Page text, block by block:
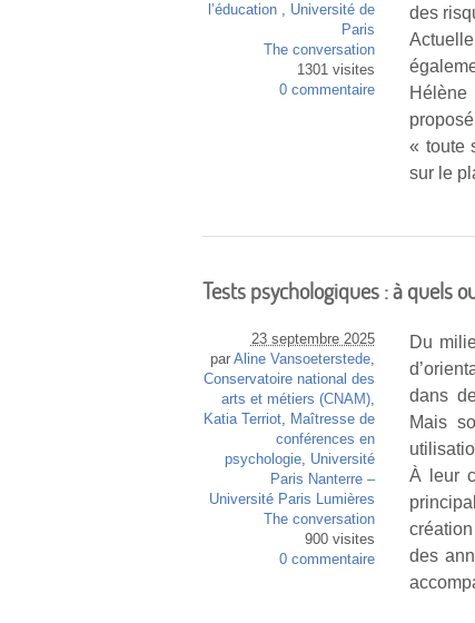
des
« toute
sur le
l’éducation
Université de
Paris
The conversation
1301 visites
0 commentaire
Tests psychologiques : à quels
Du
dans
Mais
À leur
des
23 septembre 2025
par Aline Vansoeterstede,
Conservatoire national des
arts et métiers (CNAM),
Katia Terriot,
Maîtresse de
conférences en
psychologie, Université
Paris Nanterre –
Université Paris Lumières
The conversation
900 visites
0 commentaire